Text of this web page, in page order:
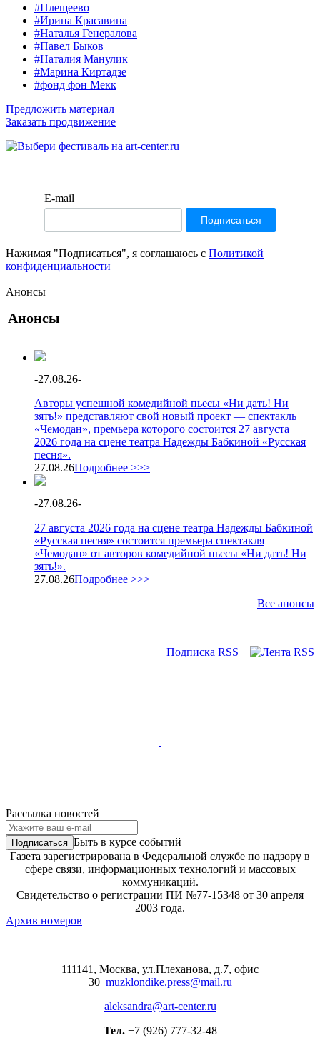
#Плещеево
#Ирина Красавина
#Наталья Генералова
#Павел Быков
#Наталия Манулик
#Марина Киртадзе
#фонд фон Мекк
Предложить материал
Заказать продвижение
E-mail
Нажимая "Подписаться", я соглашаюсь с Политикой
конфиденциальности
Анонсы
Анонсы
-27.08.26-
Авторы успешной комедийной пьесы «Ни дать! Ни
зять!» представляют свой новый проект — спектакль
«Чемодан», премьера которого состоится 27 августа
2026 года на сцене театра Надежды Бабкиной «Русская
песня».
27.08.26Подробнее >>>
-27.08.26-
27 августа 2026 года на сцене театра Надежды Бабкиной
«Русская песня» состоится премьера спектакля
«Чемодан» от авторов комедийной пьесы «Ни дать! Ни
зять!».
27.08.26Подробнее >>>
Все анонсы
Подписка RSS
Рассылка новостей
Быть в курсе событий
Газета зарегистрирована в Федеральной службе по надзору в
сфере связи, информационных технологий и массовых
коммуникаций.
Свидетельство о регистрации ПИ №77-15348 от 30 апреля
2003 года.
Архив номеров
111141, Москва, ул.Плеханова, д.7, офис
30 muzklondike.press@mail.ru
aleksandra@art-center.ru
Тел. +7 (926) 777-32-48